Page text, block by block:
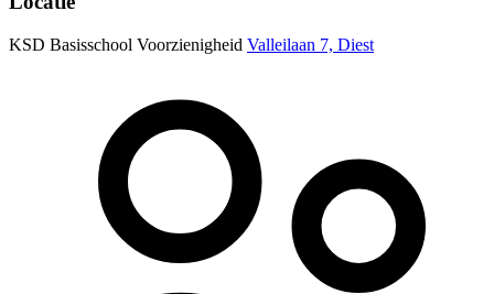
KSD Basisschool Voorzienigheid Valleilaan 7, Diest